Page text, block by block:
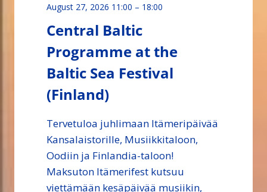
August 27, 2026 11:00 – 18:00
Central Baltic
Programme at the
Baltic Sea Festival
(Finland)
Tervetuloa juhlimaan Itämeripäivää
Kansalaistorille, Musiikkitaloon,
Oodiin ja Finlandia-taloon!
Maksuton Itämerifest kutsuu
viettämään kesäpäivää musiikin,